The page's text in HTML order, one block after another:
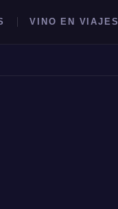
VINO EN VIAJES